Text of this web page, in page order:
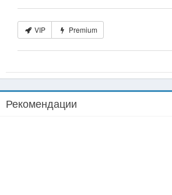
VIP Premium
Рекомендации